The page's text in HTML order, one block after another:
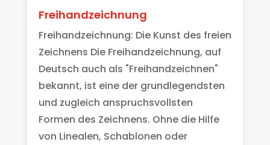
Freihandzeichnung
Freihandzeichnung: Die Kunst des freien
Zeichnens Die Freihandzeichnung, auf
Deutsch auch als "Freihandzeichnen"
bekannt, ist eine der grundlegendsten
und zugleich anspruchsvollsten
Formen des Zeichnens. Ohne die Hilfe
von Linealen, Schablonen oder